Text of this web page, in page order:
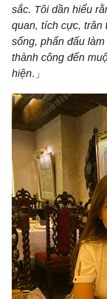
sắc. Tôi dần hiểu
quan, tích cực, trân
sống, phấn đấu
thành công đến
hiện.」